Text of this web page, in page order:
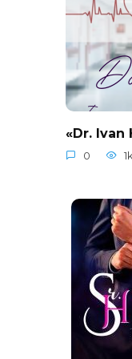
«Dr. Ivan
0 1k.